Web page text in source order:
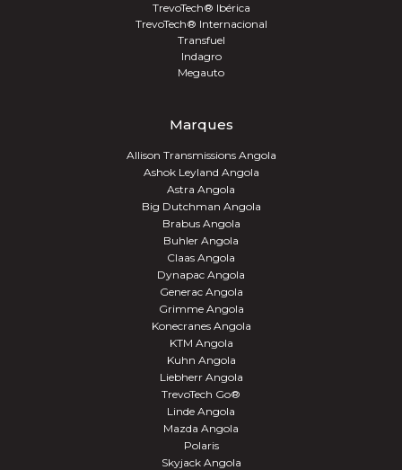
TrevoTech® Ibérica
TrevoTech® Internacional
Transfuel
Indagro
Megauto
Marques
Allison Transmissions Angola
Ashok Leyland Angola
Astra Angola
Big Dutchman Angola
Brabus Angola
Buhler Angola
Claas Angola
Dynapac Angola
Generac Angola
Grimme Angola
Konecranes Angola
KTM Angola
Kuhn Angola
Liebherr Angola
TrevoTech Go®
Linde Angola
Mazda Angola
Polaris
Skyjack Angola